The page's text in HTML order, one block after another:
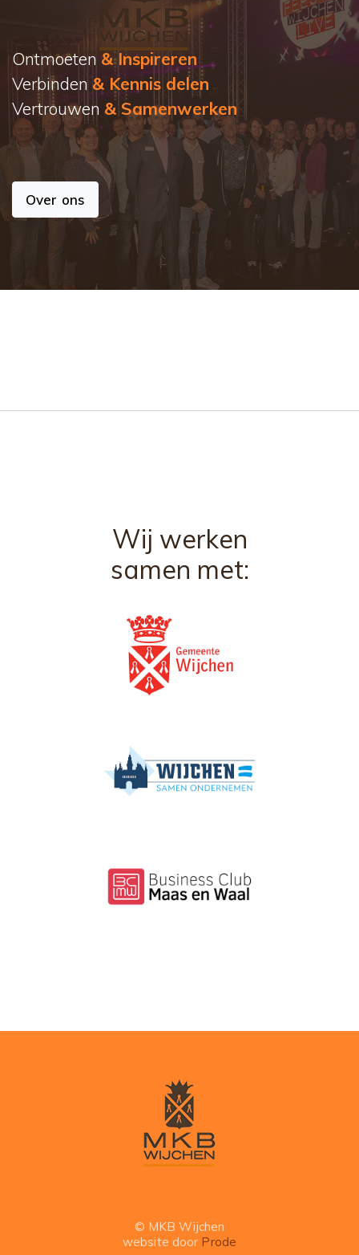
Ontmoeten & Inspireren
Verbinden & Kennis delen
Vertrouwen & Samenwerken
Over ons
Wij werken
samen met:
© MKB Wijchen
website door Prode